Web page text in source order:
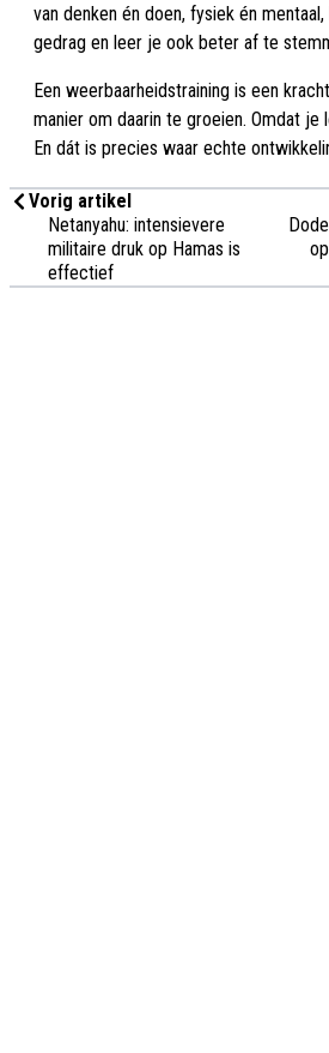
van denken én doen, fysiek én
gedrag en leer je ook beter af te
Een weerbaarheidstraining is een
manier om daarin te groeien. Omdat je
En dát is precies waar echte
Vorig artikel
Netanyahu: intensievere
militaire druk op Hamas is
effectief